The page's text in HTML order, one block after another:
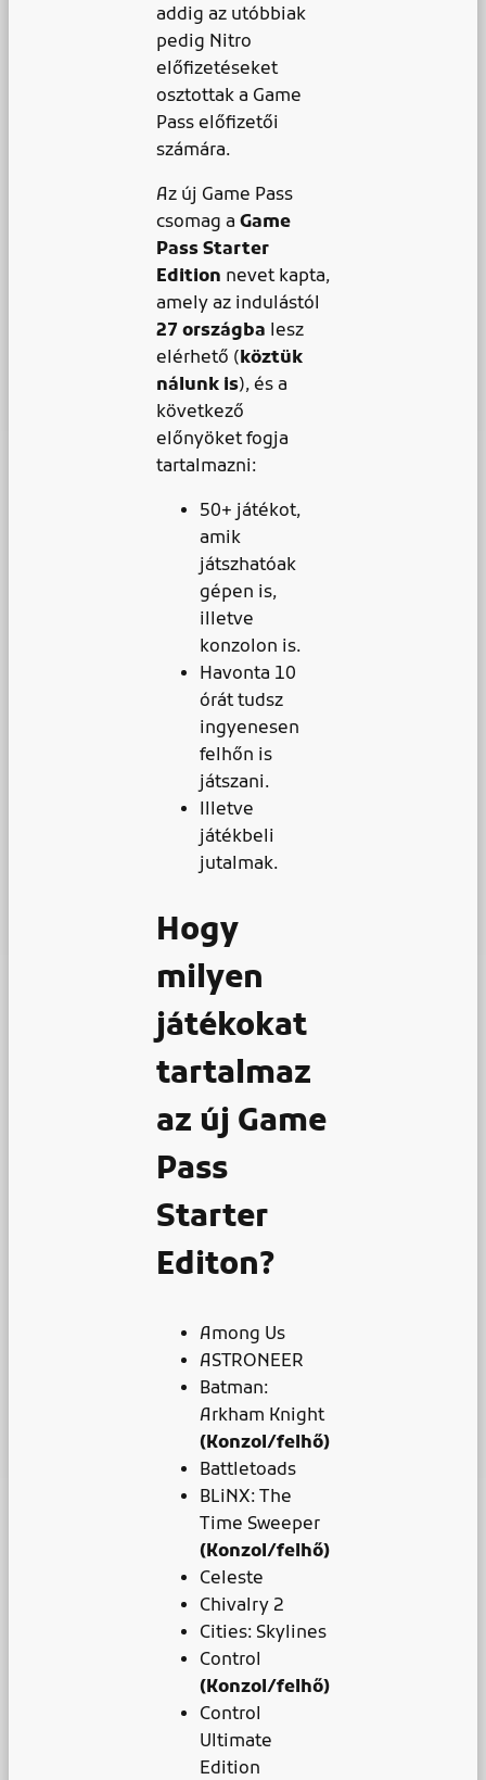
addig az utóbbiak
pedig Nitro
előfizetéseket
osztottak a Game
Pass előfizetői
számára.
Az új Game Pass
csomag a Game
Pass Starter
Edition nevet kapta,
amely az indulástól
27 országba lesz
elérhető (köztük
nálunk is), és a
következő
előnyöket fogja
tartalmazni:
50+ játékot,
amik
játszhatóak
gépen is,
illetve
konzolon is.
Havonta 10
órát tudsz
ingyenesen
felhőn is
játszani.
Illetve
játékbeli
jutalmak.
Hogy
milyen
játékokat
tartalmaz
az új Game
Pass
Starter
Editon?
Among Us
ASTRONEER
Batman:
Arkham Knight
(Konzol/felhő)
Battletoads
BLiNX: The
Time Sweeper
(Konzol/felhő)
Celeste
Chivalry 2
Cities: Skylines
Control
(Konzol/felhő)
Control
Ultimate
Edition